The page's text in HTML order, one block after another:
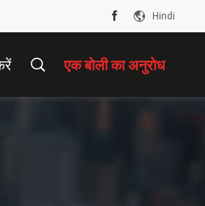
Hindi
एक बोली का अनुरोध